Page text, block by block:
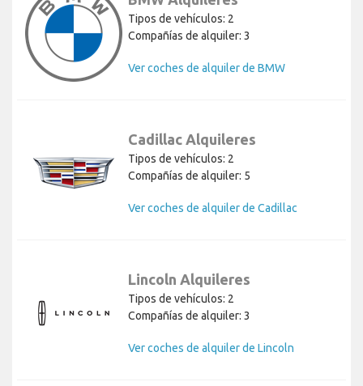
Tipos de vehículos: 2
Compañías de alquiler: 3
Ver coches de alquiler de BMW
Cadillac Alquileres
Tipos de vehículos: 2
Compañías de alquiler: 5
Ver coches de alquiler de Cadillac
Lincoln Alquileres
Tipos de vehículos: 2
Compañías de alquiler: 3
Ver coches de alquiler de Lincoln